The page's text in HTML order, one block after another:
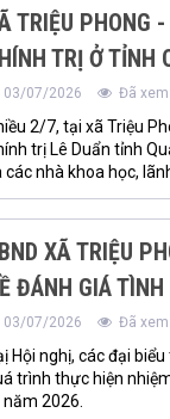
TRIỆU PHONG
TRỊ Ở TỈNH
03/07/2026 Đã
2/7, tại xã Triệu
trị Lê Duẩn tỉnh
nhà khoa học,
XÃ TRIỆU
ĐÁNH GIÁ
03/07/2026 Đã
Hội nghị, các đại
trình thực hiện
2026.